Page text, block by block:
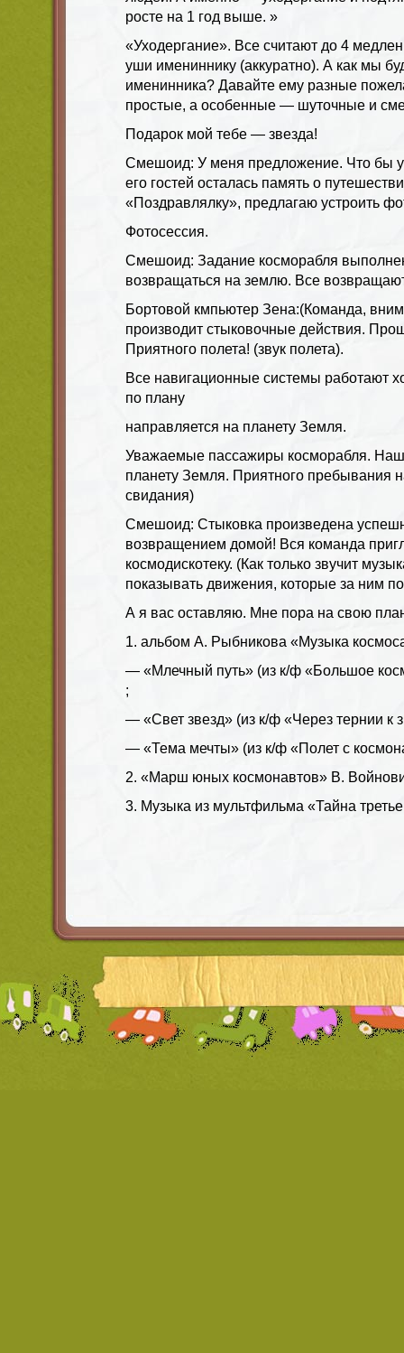
росте на 1 год выше. »
«Уходергание». Все считают до 4
уши имениннику (аккуратно). А как мы
именинника? Давайте ему разные
простые, а особенные — шуточные и
Подарок мой тебе — звезда!
Смешоид: У меня предложение. Что бы
его гостей осталась память о
«Поздравлялку», предлагаю устроить
Фотосессия.
Смешоид: Задание косморабля
возвращаться на землю. Все
Бортовой кмпьютер Зена:(Команда,
производит стыковочные действия.
Приятного полета! (звук полета).
Все навигационные системы работают
по плану
направляется на планету Земля.
Уважаемые пассажиры косморабля.
планету Земля. Приятного пребывания
свидания)
Смешоид: Стыковка произведена
возвращением домой! Вся команда
космодискотеку. (Как только звучит
показывать движения, которые за ним
А я вас оставляю. Мне пора на свою
1. альбом А. Рыбникова «Музыка
— «Млечный путь» (из к/ф «Большое
;
— «Свет звезд» (из к/ф «Через тернии к
— «Тема мечты» (из к/ф «Полет с
2. «Марш юных космонавтов» В.
3. Музыка из мультфильма «Тайна